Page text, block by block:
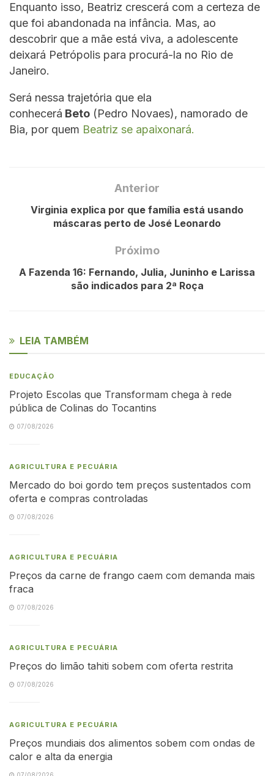
Enquanto isso, Beatriz crescerá com a certeza de
que foi abandonada na infância. Mas, ao
descobrir que a mãe está viva, a adolescente
deixará Petrópolis para procurá-la no Rio de
Janeiro.
Será nessa trajetória que ela
conhecerá Beto (Pedro Novaes), namorado de
Bia, por quem Beatriz se apaixonará.
Anterior
Virginia explica por que família está usando
máscaras perto de José Leonardo
Próximo
A Fazenda 16: Fernando, Julia, Juninho e Larissa
são indicados para 2ª Roça
LEIA TAMBÉM
EDUCAÇÃO
Projeto Escolas que Transformam chega à rede
pública de Colinas do Tocantins
07/08/2026
AGRICULTURA E PECUÁRIA
Mercado do boi gordo tem preços sustentados com
oferta e compras controladas
07/08/2026
AGRICULTURA E PECUÁRIA
Preços da carne de frango caem com demanda mais
fraca
07/08/2026
AGRICULTURA E PECUÁRIA
Preços do limão tahiti sobem com oferta restrita
07/08/2026
AGRICULTURA E PECUÁRIA
Preços mundiais dos alimentos sobem com ondas de
calor e alta da energia